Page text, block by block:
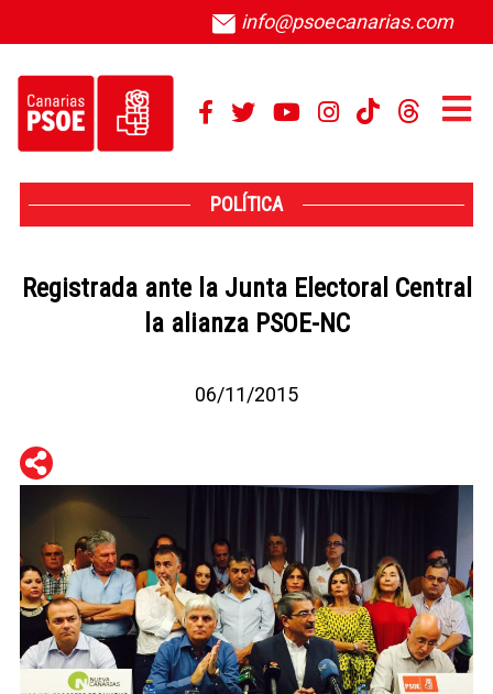
info@psoecanarias.com
POLÍTICA
Registrada ante la Junta Electoral Central
la alianza PSOE-NC
06/11/2015
Facebook
Twitter